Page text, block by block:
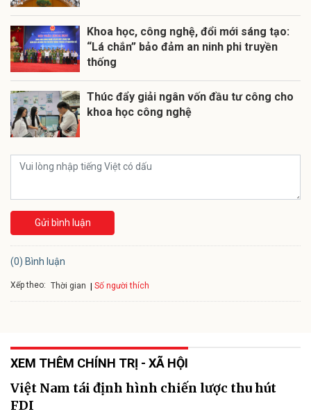
Khoa học, công nghệ, đổi mới sáng tạo:
“Lá chắn” bảo đảm an ninh phi truyền
thống
Thúc đẩy giải ngân vốn đầu tư công cho
khoa học công nghệ
Gửi bình luận
(0) Bình luận
Xếp theo: Thời gian Số người thích
XEM THÊM CHÍNH TRỊ - XÃ HỘI
Việt Nam tái định hình chiến lược thu hút
FDI